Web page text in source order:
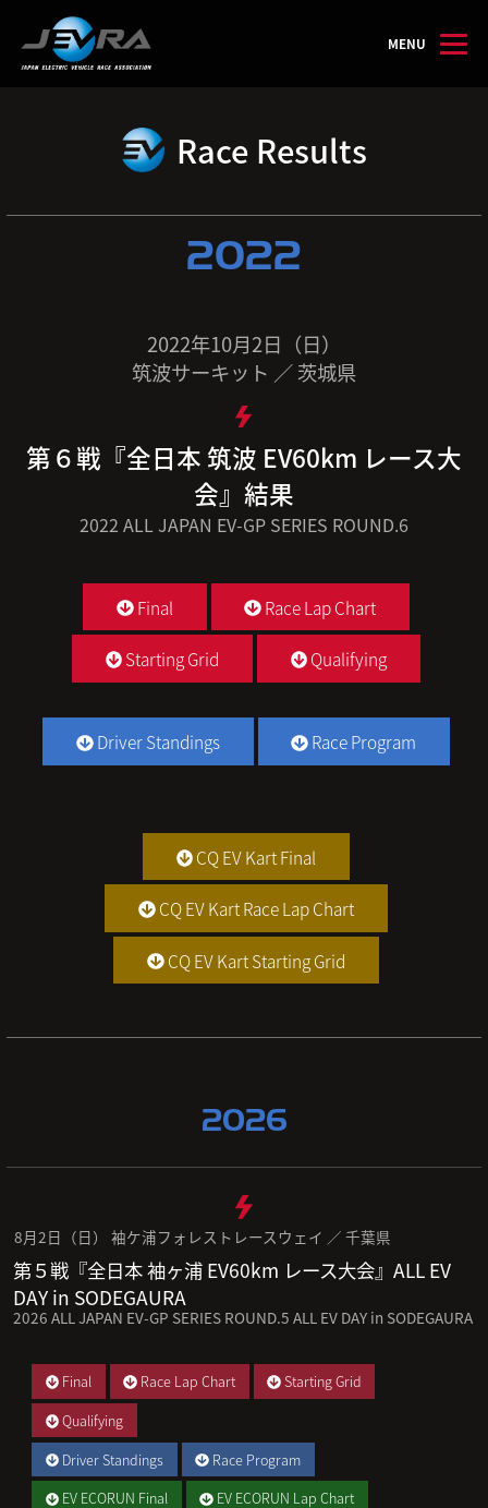
MENU
Race Results
2022
2022年10月2日（日）
筑波サーキット ／ 茨城県
第６戦『全日本 筑波 EV60km レース大
会』結果
2022 ALL JAPAN EV-GP SERIES ROUND.6
Final Race Lap Chart
Starting Grid Qualifying
Driver Standings Race Program
CQ EV Kart Final
CQ EV Kart Race Lap Chart
CQ EV Kart Starting Grid
2026
8月2日（日） 袖ケ浦フォレストレースウェイ ／ 千葉県
第５戦『全日本 袖ヶ浦 EV60km レース大会』ALL EV
DAY in SODEGAURA
2026 ALL JAPAN EV-GP SERIES ROUND.5 ALL EV DAY in SODEGAURA
Final Race Lap Chart
Starting Grid
Qualifying
Driver Standings
Race Program
EV ECORUN Final
EV ECORUN Lap Chart